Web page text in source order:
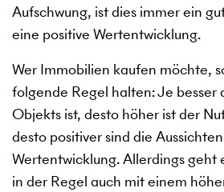
Aufschwung, ist dies immer ein
eine positive Wertentwicklung.
Wer Immobilien kaufen möchte,
folgende Regel halten: Je besser
Objekts ist, desto höher ist der
desto positiver sind die
Wertentwicklung. Allerdings geht
in der Regel auch mit einem